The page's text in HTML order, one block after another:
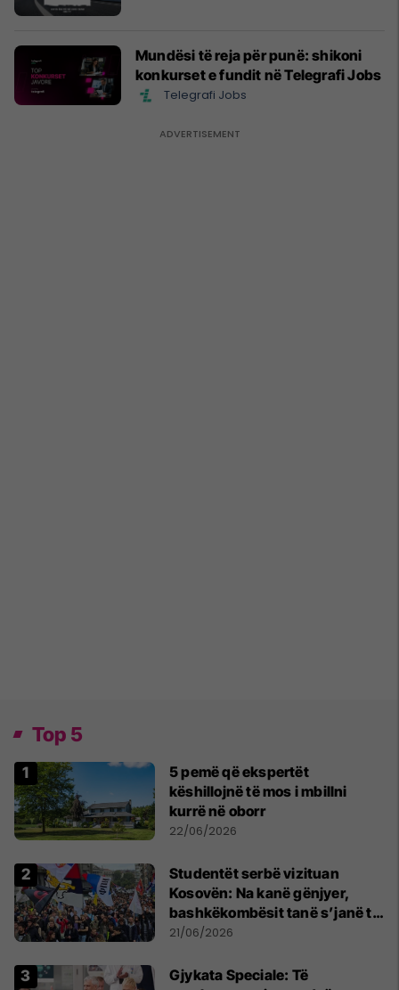
Mundësi të reja për punë: shikoni
konkurset e fundit në Telegrafi Jobs
Telegrafi Jobs
Top 5
5 pemë që ekspertët
këshillojnë të mos i mbillni
kurrë në oborr
22/06/2026
Studentët serbë vizituan
Kosovën: Na kanë gënjyer,
bashkëkombësit tanë s’janë të
shtypur
21/06/2026
​Gjykata Speciale: Të